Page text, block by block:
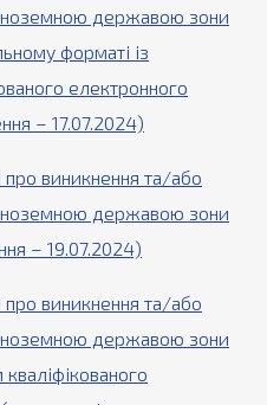
іноземною державою зони
форматі із
електронного
– 17.07.2024)
про виникнення та/або
іноземною державою зони
– 19.07.2024)
про виникнення та/або
іноземною державою зони